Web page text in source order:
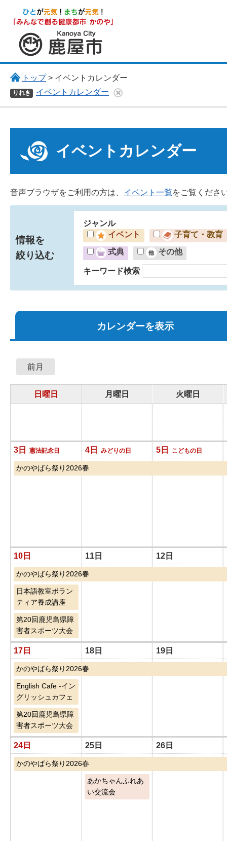
鹿屋市
トップ> イベントカレンダー
りれき イベントカレンダー
イベントカレンダー
音声ブラウザをご利用の方は、 イベント一覧をご覧くださ
情報を
絞り込む
ジャンル
イベント
子育て・教育
式典 その他
キーワード検索
カレンダーを表示
前月
日曜日 月曜日 火曜日
3日 憲法記念日 4日 みどりの日 5日 こどもの日
かのやばら祭り2026春
10日 11日 12日
かのやばら祭り2026春
日本語教室ボラン
ティア養成講座
第20回鹿児島県障
害者スポーツ大会
17日 18日 19日
かのやばら祭り2026春
English Cafe -イン
グリッシュカフェ
第20回鹿児島県障
害者スポーツ大会
24日 25日 26日
かのやばら祭り2026春
あかちゃんふれあ
い交流会